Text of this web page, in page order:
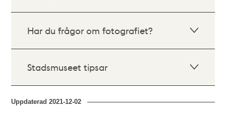
Har du frågor om fotografiet?
Stadsmuseet tipsar
Uppdaterad2021-12-02